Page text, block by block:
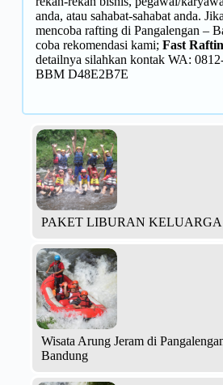
anda, atau sahabat-sahabat anda.
mencoba rafting di Pangalengan –
coba rekomendasi kami; Fast
detailnya silahkan kontak WA:
BBM D48E2B7E
PAKET LIBURAN KELUARGA
Wisata Arung Jeram di
Bandung